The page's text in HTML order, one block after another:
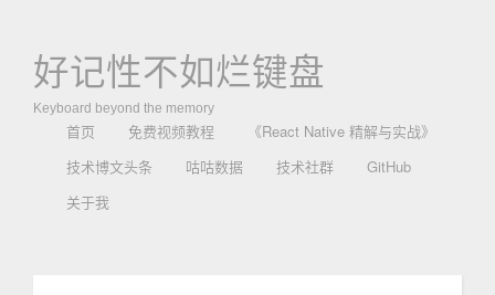
好记性不如烂键盘
Keyboard beyond the memory
首页 免费视频教程
《React Native 精解与实战》
技术博文头条
咕咕数据 技术社群
GitHub
关于我